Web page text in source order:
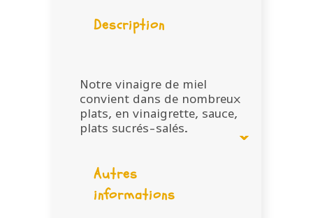
Description
Notre vinaigre de miel
convient dans de nombreux
plats, en vinaigrette, sauce,
plats sucrés-salés.
Autres
informations